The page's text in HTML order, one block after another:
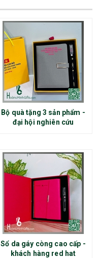
Bộ quà tặng 3 sản phẩm -
đại hội nghiên cứu
Sổ da gáy còng cao cấp -
khách hàng red hat